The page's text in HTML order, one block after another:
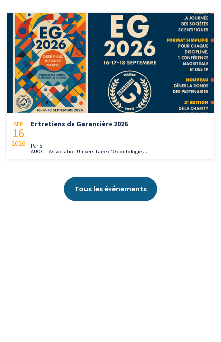
SEP
16
2026
Entretiens de Garancière 2026
Paris
AUOG - Association Universitaire d’Odontologie ...
Tous les événements